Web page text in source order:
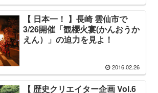
【 日本一！ 】長崎 雲仙市で
3/26開催「観櫻火宴(かんおうか
えん）」の迫力を見よ！
2016.02.26
【 歴史クリエイター企画 Vol.6